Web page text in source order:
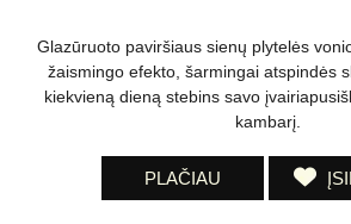
Glazūruoto paviršiaus sienų plytelės
žaismingo efekto, šarmingai atspindės
kiekvieną dieną stebins savo
kambarį.
PLAČIAU